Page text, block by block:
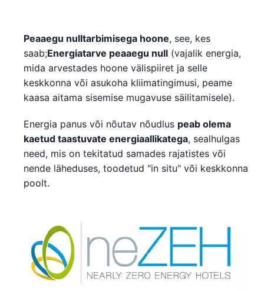
Peaaegu nulltarbimisega hoone, see, kes
saab;Energiatarve peaaegu null (vajalik energia,
mida arvestades hoone välispiiret ja selle
keskkonna või asukoha kliimatingimusi, peame
kaasa aitama sisemise mugavuse säilitamisele).
Energia panus või nõutav nõudlus peab olema
kaetud taastuvate energiaallikatega, sealhulgas
need, mis on tekitatud samades rajatistes või
nende läheduses, toodetud "in situ" või keskkonna
poolt.